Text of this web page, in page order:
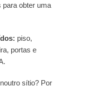
para obter uma
piso,
portas e
sítio? Por